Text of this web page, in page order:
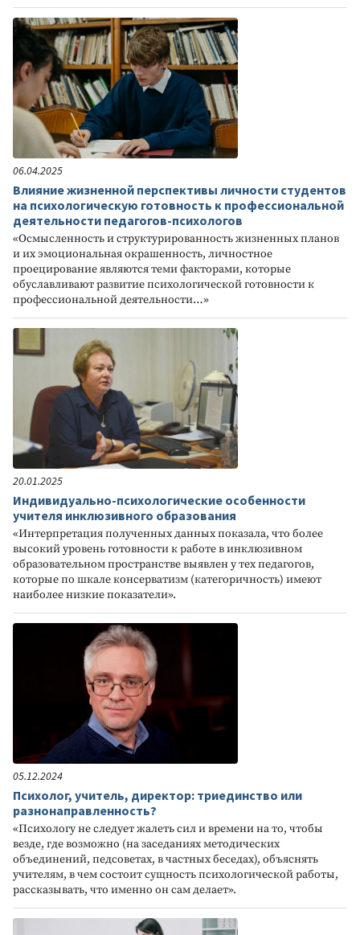
06.04.2025
Влияние жизненной перспективы личности студентов
на психологическую готовность к профессиональной
деятельности педагогов-психологов
«Осмысленность и структурированность жизненных планов
и их эмоциональная окрашенность, личностное
проецирование являются теми факторами, которые
обуславливают развитие психологической готовности к
профессиональной деятельности…»
20.01.2025
Индивидуально-психологические особенности
учителя инклюзивного образования
«Интерпретация полученных данных показала, что более
высокий уровень готовности к работе в инклюзивном
образовательном пространстве выявлен у тех педагогов,
которые по шкале консерватизм (категоричность) имеют
наиболее низкие показатели».
05.12.2024
Психолог, учитель, директор: триединство или
разнонаправленность?
«Психологу не следует жалеть сил и времени на то, чтобы
везде, где возможно (на заседаниях методических
объединений, педсоветах, в частных беседах), объяснять
учителям, в чем состоит сущность психологической работы,
рассказывать, что именно он сам делает».